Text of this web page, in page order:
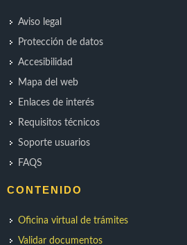
Aviso legal
Protección de datos
Accesibilidad
Mapa del web
Enlaces de interés
Requisitos técnicos
Soporte usuarios
FAQS
CONTENIDO
Oficina virtual de trámites
Validar documentos